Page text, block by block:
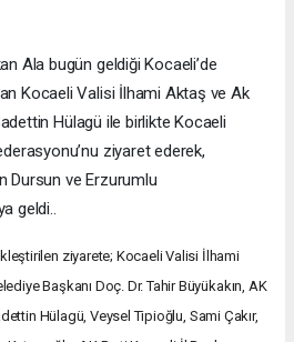
Ala bugün geldiği Kocaeli’de
Kocaeli Valisi İlhami Aktaş ve Ak
Hülagü ile birlikte Kocaeli
ziyaret ederek,
Dursun ve Erzurumlu
geldi..
ziyarete; Kocaeli Valisi İlhami
Başkanı Doç. Dr. Tahir Büyükakın, AK
Hülagü, Veysel Tipioğlu, Sami Çakır,